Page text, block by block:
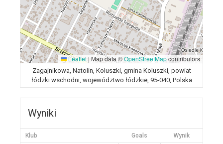
Leaflet | Map data ©OpenStreetMapcontributors
Zagajnikowa, Natolin, Koluszki, gmina Koluszki, powiat
łódzki wschodni, województwo łódzkie, 95-040, Polska
Wyniki
Klub Goals Wynik